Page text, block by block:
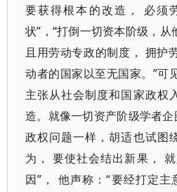
要获得根本的改造， 必须
状”，“打倒一切资本阶级，
且用劳动专政的制度， 拥护
动者的国家以至无国家。”可
主张从社会制度和国家政权
造。就像一切资产阶级学者
政权问题一样，胡适也试图
为， 要使社会结出新果，
因”， 他声称：“要经打定